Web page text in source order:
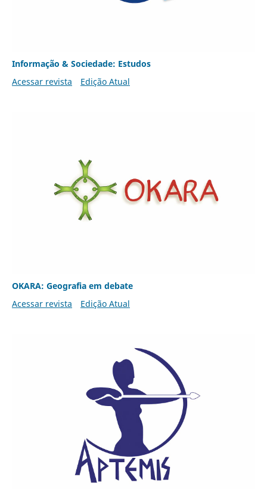
Informação & Sociedade: Estudos
Acessar revista
Edição Atual
OKARA: Geografia em debate
Acessar revista
Edição Atual